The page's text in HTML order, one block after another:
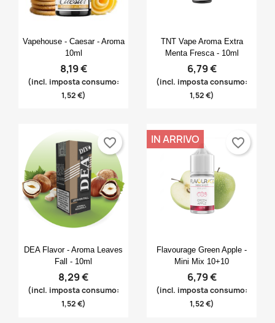
Anteprima
Vapehouse - Caesar - Aroma
10ml
8,19 €
(incl. imposta consumo:
1,52 €)
Anteprima
TNT Vape Aroma Extra
Menta Fresca - 10ml
6,79 €
(incl. imposta consumo:
1,52 €)
Anteprima
DEA Flavor - Aroma Leaves
Fall - 10ml
8,29 €
(incl. imposta consumo:
1,52 €)
favorite_border
Anteprima
Flavourage Green Apple -
Mini Mix 10+10
6,79 €
(incl. imposta consumo:
1,52 €)
IN ARRIVO favorite_border